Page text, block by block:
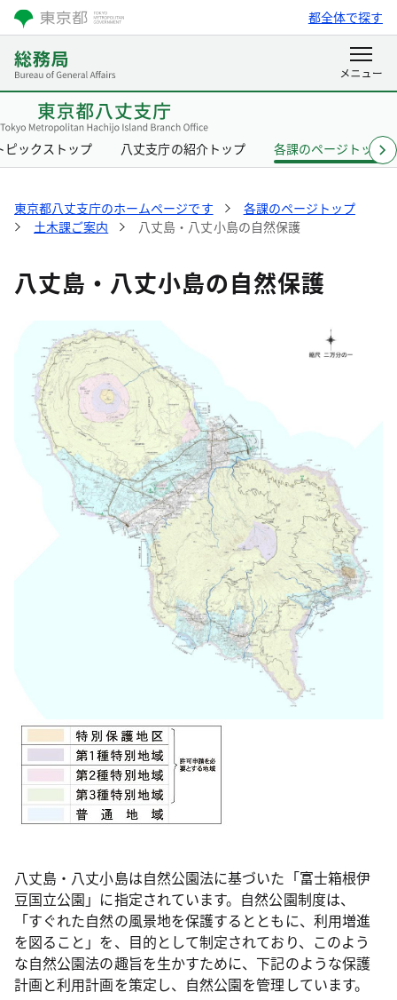
都全体で探す
ピックストップ 八丈支庁の紹介トップ 各課のページトップ
東京都八丈支庁のホームページです
各課のページトップ
土木課ご案内
八丈島・八丈小島の自然保護
八丈島・八丈小島の自然保護
八丈島・八丈小島は自然公園法に基づいた「富士箱根伊
豆国立公園」に指定されています。自然公園制度は、
「すぐれた自然の風景地を保護するとともに、利用増進
を図ること」を、目的として制定されており、このよう
な自然公園法の趣旨を生かすために、下記のような保護
計画と利用計画を策定し、自然公園を管理しています。